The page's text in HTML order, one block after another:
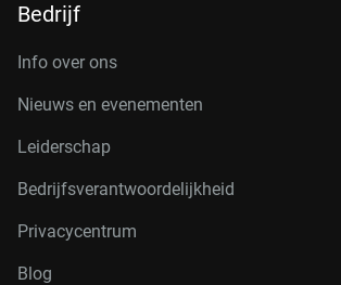
Bedrijf
Info over ons
Nieuws en evenementen
Leiderschap
Bedrijfsverantwoordelijkheid
Privacycentrum
Blog